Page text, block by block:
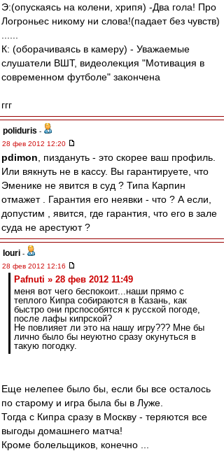
Э:(опускаясь на колени, хрипя) -Два гола! Про
Логроньес никому ни слова!(падает без чувств)
К: (оборачиваясь в камеру) - Уважаемые
слушатели ВШТ, видеолекция "Мотивация в
современном футболе" закончена
ггг
poliduris -
28 фев 2012 12:20
pdimon , пиздануть - это скорее ваш профиль.
Или вякнуть не в кассу. Вы гарантируете, что
Эменике не явится в суд ? Типа Карпин
отмажет . Гарантия его неявки - что ? А если,
допустим , явится, где гарантия, что его в зале
суда не арестуют ?
Iouri -
28 фев 2012 12:16
Pafnuti » 28 фев 2012 11:49
меня вот чего беспокоит...наши прямо с
теплого Кипра собираются в Казань, как
быстро они прспособятся к русской погоде,
после лафы кипрской?
Не повлияет ли это на нашу игру??? Мне бы
лично было бы неуютно сразу окунуться в
такую погодку.
Еще нелепее было бы, если бы все осталось
по старому и игра была бы в Луже.
Тогда с Кипра сразу в Москву - теряются все
выгоды домашнего матча!
Кроме болельщиков, конечно ...